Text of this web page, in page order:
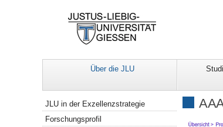
Über die JLU
Navigation
JLU in der Exzellenzstrategie
Forschungsprofil